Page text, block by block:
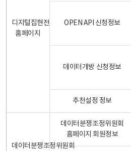
디지털집현전
홈페이지
OPEN API 신청정보
데이터개방 신청정보
추천설정 정보
데이터분쟁조정위원회
데이터분쟁조정위원회
홈페이지 회원정보